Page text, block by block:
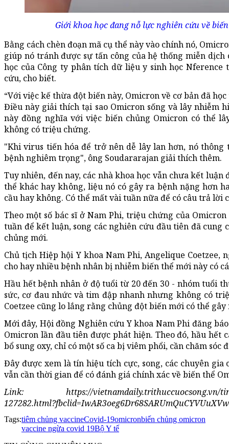
Giới khoa học đang nỗ lực nghiên cứu về
Bằng cách chèn đoạn mã cụ thể này vào chính nó,
giúp nó tránh được sự tấn công của hệ thống miễn
học của Công ty phân tích dữ liệu y sinh học Nference
cứu, cho biết.
“Với việc kế thừa đột biến này, Omicron về cơ bản đã
Điều này giải thích tại sao Omicron sống và lây nhiễm
này đồng nghĩa với việc biến chủng Omicron có thể
không có triệu chứng.
"Khi virus tiến hóa để trở nên dễ lây lan hơn, nó
bệnh nghiêm trọng", ông Soudararajan giải thích thêm.
Tuy nhiên, đến nay, các nhà khoa học vẫn chưa kết luận
thể khác hay không, liệu nó có gây ra bệnh nặng hơn
cầu hay không. Có thể mất vài tuần nữa để có câu trả lời
Theo một số bác sĩ ở Nam Phi, triệu chứng của
tuần để kết luận, song các nghiên cứu đầu tiên đã
chủng mới.
Chủ tịch Hiệp hội Y khoa Nam Phi, Angelique
cho hay nhiều bệnh nhân bị nhiễm biến thể mới này có
Hầu hết bệnh nhân ở độ tuổi từ 20 đến 30 - nhóm tuổi
sức, cơ đau nhức và tim đập nhanh nhưng không có
Coetzee cũng lo lắng rằng chủng đột biến mới có thể
Mới đây, Hội đồng Nghiên cứu Y khoa Nam Phi đăng
Omicron lần đầu tiên được phát hiện. Theo đó, hầu hết
bổ sung oxy, chỉ có một số ca bị viêm phổi, cần chăm sóc
Đây được xem là tín hiệu tích cực, song, các chuyên
vẫn cần thời gian để có đánh giá chính xác về biến thể
Link: https://vietnamdaily.trithuccuocsong.vn/tin-
Tags:tiêm chủng vaccineCovid-19omicronbiến chủng omicron
vaccine ngừa covid 19Bộ Y tế